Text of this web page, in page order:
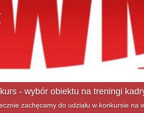
Cup na finiszu!
na ostatnie turnieje Mazowsze Cup w